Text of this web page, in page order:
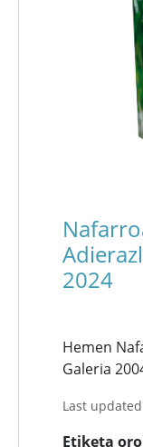
2024
Hemen
Galeria
Last
Etiketa